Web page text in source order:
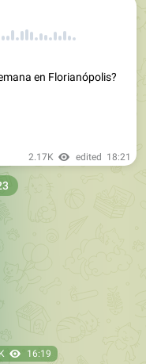
en Florianópolis?
2.17K edited 18:21
16:19